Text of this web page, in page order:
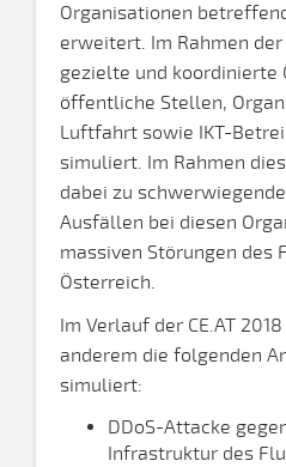
Organisationen
erweitert. Im Rahmen der
gezielte und koordinierte
öffentliche Stellen,
Luftfahrt sowie IKT-
simuliert. Im Rahmen
dabei zu
Ausfällen bei diesen
massiven Störungen des
Österreich.
Im Verlauf der CE.AT
anderem die folgenden
simuliert:
DDoS-Attacke
Infrastruktur des